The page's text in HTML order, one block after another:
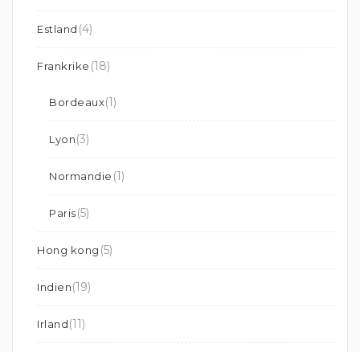
Estland (4)
Frankrike (18)
Bordeaux(1)
Lyon(3)
Normandie (1)
Paris(5)
Hong kong (5)
Indien(19)
Irland(11)